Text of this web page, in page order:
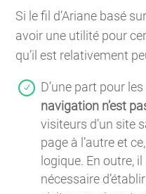
Si le fil d’Ariane basé
avoir une utilité pour
qu’il est relativement
D’une part pour
navigation n’est
visiteurs d’un site
page à l’autre et
logique. En outre,
nécessaire